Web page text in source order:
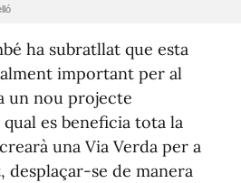
ha subratllat que esta
important per al
un nou projecte
es beneficia tota la
una Via Verda per a
desplaçar-se de manera